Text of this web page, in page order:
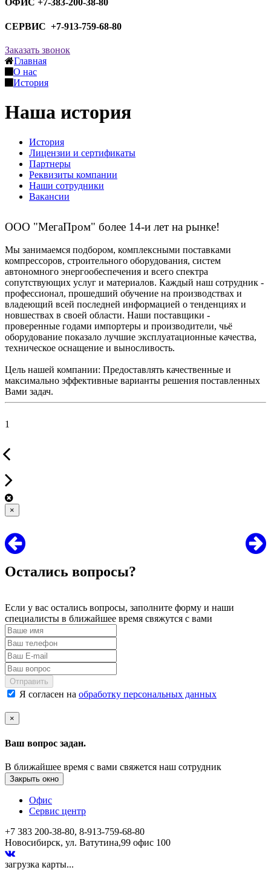
ОФИС +7-383-200-38-80
СЕРВИС +7-913-759-68-80
Заказать звонок
Главная
О нас
История
Наша история
История
Лицензии и сертификаты
Партнеры
Реквизиты компании
Наши сотрудники
Вакансии
ООО "МегаПром" более 14-и лет на рынке!
Мы занимаемся подбором, комплексными поставками
компрессоров, строительного оборудования, систем
автономного энергообеспечения и всего спектра
сопутствующих услуг и материалов. Каждый наш сотрудник -
профессионал, прошедший обучение на производствах и
владеющий всей последней информацией о тенденциях и
новшествах в своей области. Наши поставщики -
проверенные годами импортеры и производители, чьё
оборудование показало лучшие эксплуатационные качества,
техническое оснащение и выносливость.
Цель нашей компании: Предоставлять качественные и
максимально эффективные варианты решения поставленных
Вами задач.
1
×
Остались вопросы?
Если у вас остались вопросы, заполните форму и наши
специалисты в ближайшее время свяжутся с вами
Отправить
Я согласен на обработку персональных данных
×
Ваш вопрос задан.
В ближайшее время с вами свяжется наш сотрудник
Закрыть окно
Офис
Сервис центр
+7 383 200-38-80, 8-913-759-68-80
Новосибирск, ул. Ватутина,99 офис 100
загрузка карты...